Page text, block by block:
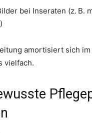
bei Inseraten (z. B.
amortisiert sich im
vielfach.